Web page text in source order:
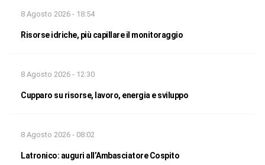
8 Agosto 2026 - 18:54
Risorse idriche, più capillare il monitoraggio
8 Agosto 2026 - 12:30
Cupparo su risorse, lavoro, energia e sviluppo
8 Agosto 2026 - 08:02
Latronico: auguri all’Ambasciatore Cospito